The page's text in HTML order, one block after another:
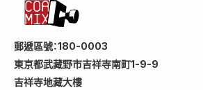
郵遞區號：180-0003
東京都武藏野市吉祥寺南町1-9-9
吉祥寺地藏大樓